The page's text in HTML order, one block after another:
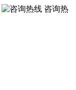
咨询热